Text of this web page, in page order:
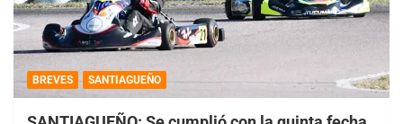
BREVES SANTIAGUEÑO